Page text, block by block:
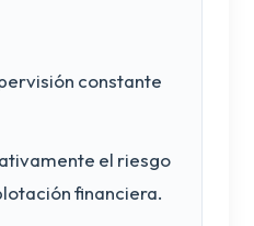
constante
el riesgo
financiera.